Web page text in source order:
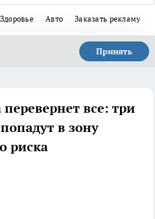
Здоровье Авто Заказать рекламу
Принять
все: три
в зону
риска